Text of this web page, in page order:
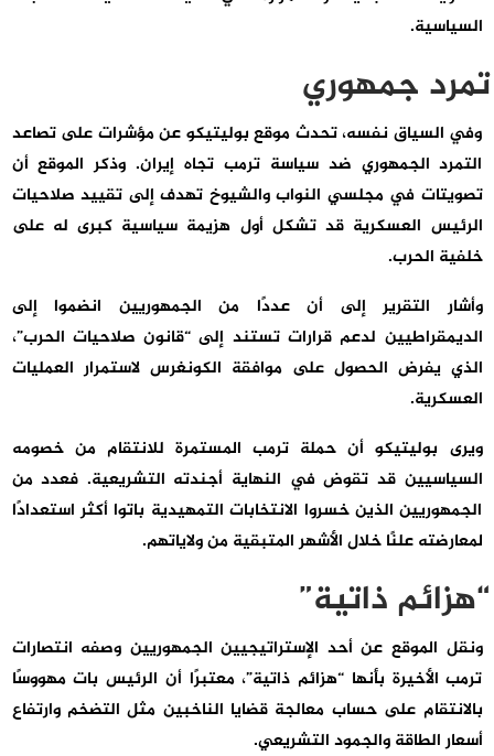
السياسية.
تمرد جمهوري
وفي السياق نفسه، تحدث موقع بوليتيكو عن مؤشرات على تصاعد
التمرد الجمهوري ضد سياسة ترمب تجاه إيران. وذكر الموقع أن
تصويتات في مجلسي النواب والشيوخ تهدف إلى تقييد صلاحيات
الرئيس العسكرية قد تشكل أول هزيمة سياسية كبرى له على
خلفية الحرب.
وأشار التقرير إلى أن عددًا من الجمهوريين انضموا إلى
الديمقراطيين لدعم قرارات تستند إلى “قانون صلاحيات الحرب”،
الذي يفرض الحصول على موافقة الكونغرس لاستمرار العمليات
العسكرية.
ويرى بوليتيكو أن حملة ترمب المستمرة للانتقام من خصومه
السياسيين قد تقوض في النهاية أجندته التشريعية. فعدد من
الجمهوريين الذين خسروا الانتخابات التمهيدية باتوا أكثر استعدادًا
لمعارضته علنًا خلال الأشهر المتبقية من ولاياتهم.
“هزائم ذاتية”
ونقل الموقع عن أحد الإستراتيجيين الجمهوريين وصفه انتصارات
ترمب الأخيرة بأنها “هزائم ذاتية”، معتبرًا أن الرئيس بات مهووسًا
بالانتقام على حساب معالجة قضايا الناخبين مثل التضخم وارتفاع
أسعار الطاقة والجمود التشريعي.